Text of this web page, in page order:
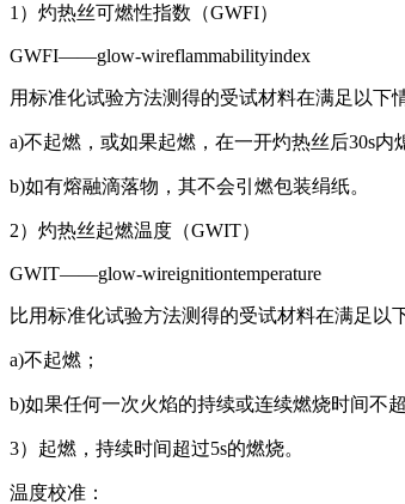
1）灼热丝可燃性指数（GWFI）
GWFI——glow-wireflammabilityindex
用标准化试验方法测得的受试材料在满足以下
a)不起燃，或如果起燃，在一开灼热丝后30s内
b)如有熔融滴落物，其不会引燃包装绢纸。
2）灼热丝起燃温度（GWIT）
GWIT——glow-wireignitiontemperature
比用标准化试验方法测得的受试材料在满足以
a)不起燃；
b)如果任何一次火焰的持续或连续燃烧时间不
3）起燃，持续时间超过5s的燃烧。
温度校准：